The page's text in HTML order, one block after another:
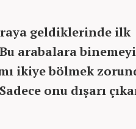
geldiklerinde ilk
arabalara
ikiye bölmek
onu dışarı